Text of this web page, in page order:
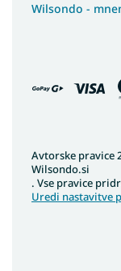
Wilsondo -
Avtorske pravice
Wilsondo.si
. Vse pravice
Uredi nastavitve